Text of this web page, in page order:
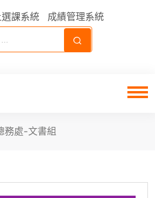
課系統 成績管理系統
務處-文書組